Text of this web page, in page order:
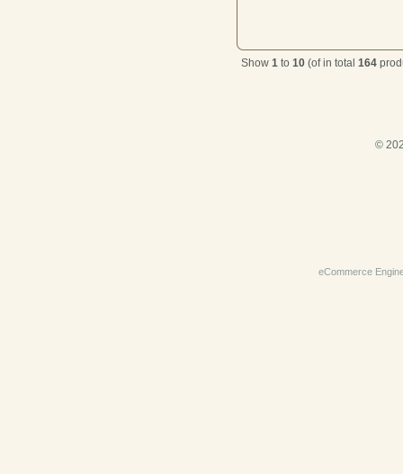
Show 1 to 10 (of in total 164
©
eCommerce